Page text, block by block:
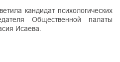
кандидат психологических
Общественной палаты
Исаева.